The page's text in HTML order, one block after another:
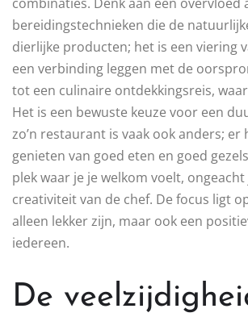
bereidingstechnieken die de
dierlijke producten; het is een viering
een verbinding leggen met de
tot een culinaire ontdekkingsreis,
Het is een bewuste keuze voor een
zo’n restaurant is vaak ook anders;
genieten van goed eten en goed
plek waar je je welkom voelt,
creativiteit van de chef. De focus ligt
alleen lekker zijn, maar ook een
iedereen.
De